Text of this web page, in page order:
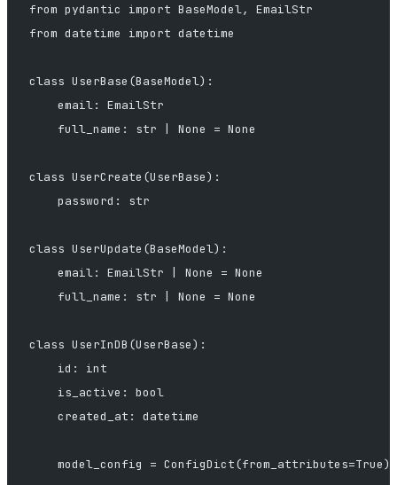
from pydantic import BaseModel, EmailStr
from datetime import datetime
class UserBase(BaseModel):
    email: EmailStr
    full_name: str | None = None
class UserCreate(UserBase):
    password: str
class UserUpdate(BaseModel):
    email: EmailStr | None = None
    full_name: str | None = None
class UserInDB(UserBase):
    id: int
    is_active: bool
    created_at: datetime
    model_config = ConfigDict(from_attributes=True)